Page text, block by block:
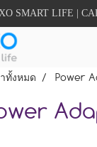
SMART LIFE |
ทั้งหมด Power